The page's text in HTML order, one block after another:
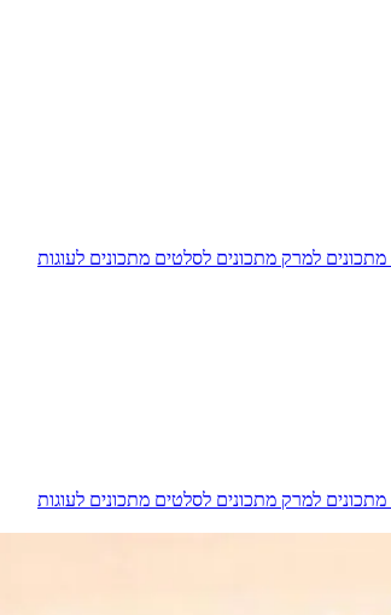
מתכונים למרק מתכונים לסלטים מתכונים לעוגות
מתכונים למרק מתכונים לסלטים מתכונים לעוגות